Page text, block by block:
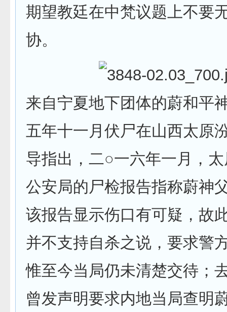
期望教廷在中梵议题上不要
协。
来自宁夏地下团体的蔚和平
五年十一月伏尸在山西太原
导指出，二○一六年一月，
公安局的尸检报告指称蔚神
该报告显示伤口有可疑，故
并不支持自杀之说，要求警
惟至今当局仍未清楚交待；
曾发声明要求内地当局查明